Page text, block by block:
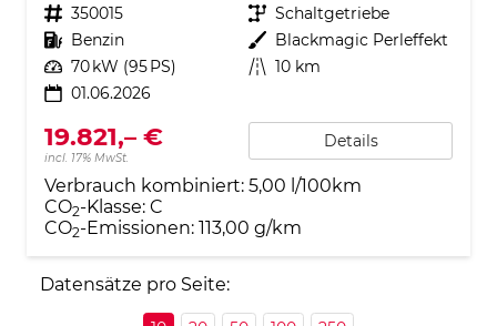
Fahrzeugnr. 350015 Getriebe Schaltgetriebe
Kraftstoff Benzin Außenfarbe Blackmagic Perleffekt
Leistung 70 kW (95 PS) Kilometerstand 10 km
01.06.2026
19.821,– €
incl. 17% MwSt.
Details
Verbrauch kombiniert: 5,00 l/100km
CO2-Klasse: C
CO2-Emissionen: 113,00 g/km
Datensätze pro Seite: